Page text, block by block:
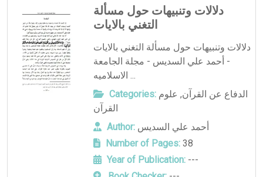
دلالات وتنبيهات حول مسألة
التغني بالايات
دلالات وتنبيهات حول مسألة التغني بالايات
- أحمد علي السديس - مجلة الجامعة
الاسلاميه ...
Categories:
الدفاع عن القرآن, علوم
القرآن
Author: أحمد علي السديس
Number of Pages:38
Year of Publication:---